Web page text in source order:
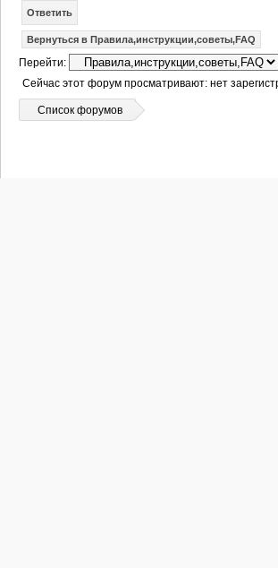
Ответить
Вернуться в Правила,инструкции,советы,FAQ
Перейти:
Сейчас этот форум просматривают: нет
Список форумов